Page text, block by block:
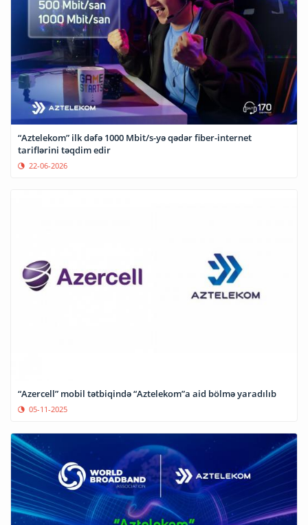
“Aztelekom” ilk dəfə 1000 Mbit/s-yə qədər fiber-internet
tariflərini təqdim edir
22-06-2026
“Azercell” mobil tətbiqində “Aztelekom”a aid bölmə yaradılıb
05-11-2025